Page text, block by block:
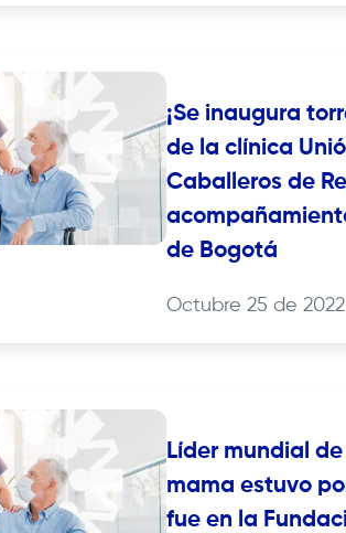
Octubre 25 de 2022
¡Se inaugura
de la clínica
Caballeros de
de Bogotá
Líder mundial
mama estuvo
fue en la